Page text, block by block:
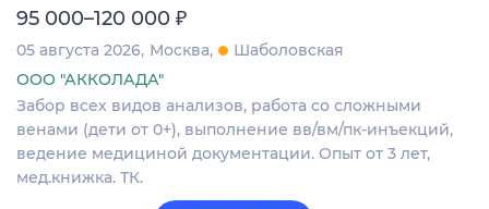
95 000–120 000 ₽
05 августа 2026 Москва
Шаболовская
ООО "АККОЛАДА"
Забор всех видов анализов, работа со сложными
венами (дети от 0+), выполнение вв/вм/пк-инъекций,
ведение медициной документации. Опыт от 3 лет,
мед.книжка. ТК.